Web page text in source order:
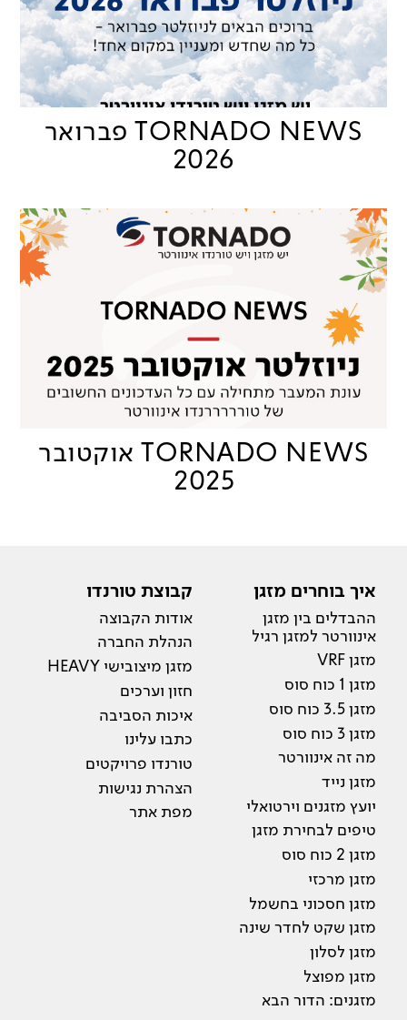
TORNADO NEWS פברואר
2026
TORNADO NEWS אוקטובר
2025
איך בוחרים מזגן
ההבדלים בין מזגן
אינוורטר למזגן רגיל
מזגן VRF
מזגן 1 כוח סוס
מזגן 3.5 כוח סוס
מזגן 3 כוח סוס
מה זה אינוורטר
מזגן נייד
יועץ מזגנים וירטואלי
טיפים לבחירת מזגן
מזגן 2 כוח סוס
מזגן מרכזי
מזגן חסכוני בחשמל
מזגן שקט לחדר שינה
מזגן לסלון
מזגן מפוצל
מזגנים: הדור הבא
קבוצת טורנדו
אודות הקבוצה
הנהלת החברה
מזגן מיצובישי HEAVY
חזון וערכים
איכות הסביבה
כתבו עלינו
טורנדו פרויקטים
הצהרת נגישות
מפת אתר